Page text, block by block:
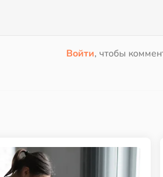
Войти, чтобы